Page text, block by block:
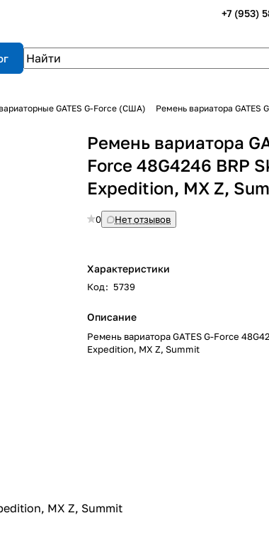
+7 (953)
GATES G-Force (США) Ремень вариатора GATES
Ремень вариатора
Force 48G4246 BRP
Expedition, MX Z,
0 Нет отзывов
Характеристики
Код: 5739
Описание
Ремень вариатора GATES G-Force
Expedition, MX Z, Summit
MX Z, Summit